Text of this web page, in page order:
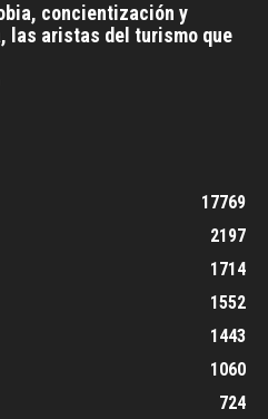
concientización y
las aristas del turismo que
17769
2197
1714
1552
1443
1060
724